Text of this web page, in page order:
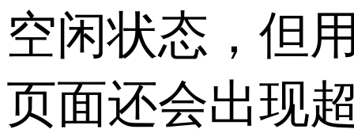
空闲状态，但
页面还会出现